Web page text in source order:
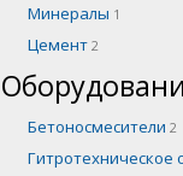
Минералы 1
Цемент 2
Бетоносмесители 2